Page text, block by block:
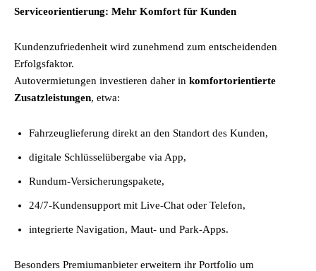
Serviceorientierung: Mehr Komfort für Kunden
Kundenzufriedenheit wird zunehmend zum entscheidenden
Erfolgsfaktor.
Autovermietungen investieren daher in komfortorientierte
Zusatzleistungen, etwa:
Fahrzeuglieferung direkt an den Standort des Kunden,
digitale Schlüsselübergabe via App,
Rundum-Versicherungspakete,
24/7-Kundensupport mit Live-Chat oder Telefon,
integrierte Navigation, Maut- und Park-Apps.
Besonders Premiumanbieter erweitern ihr Portfolio um